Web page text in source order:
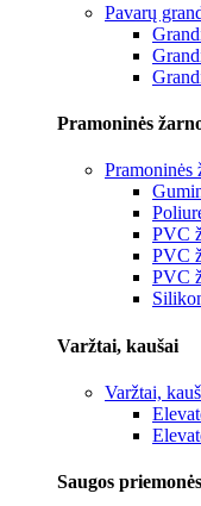
Pavarų
Pramoninės
Pramoninės
PVC
PVC
PVC
Varžtai, kaušai
Varžtai,
Saugos priemonės